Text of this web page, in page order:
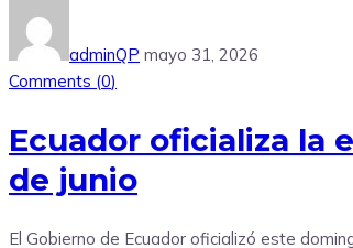
adminQP mayo 31, 2026
Comments (0)
Ecuador oficializa la
de junio
El Gobierno de Ecuador oficializó este